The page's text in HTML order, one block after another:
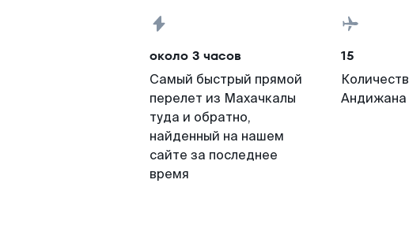
около 3 часов
Самый быстрый прямой
перелет из Махачкалы
туда и обратно,
найденный на нашем
сайте за последнее
время
15
Андижана